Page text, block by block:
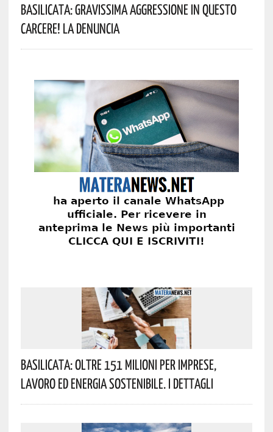
Basilicata: Gravissima Aggressione In Questo
Carcere! La Denuncia
Basilicata: Oltre 151 Milioni Per Imprese,
Lavoro Ed Energia Sostenibile. I Dettagli